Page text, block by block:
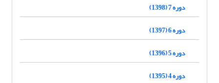
دوره 7 (1398)
دوره 6 (1397)
دوره 5 (1396)
دوره 4 (1395)